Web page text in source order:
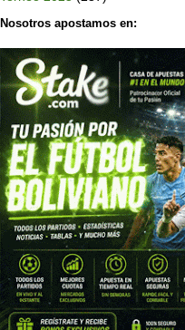
Nosotros apostamos en: